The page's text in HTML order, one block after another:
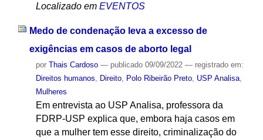
Localizado em EVENTOS
Medo de condenação leva a excesso de
exigências em casos de aborto legal
por Thais Cardoso — publicado09/09/2022 — registrado em:
Direitos humanos, Direito, Polo Ribeirão Preto, USP Analisa,
Mulheres
Em entrevista ao USP Analisa, professora da
FDRP-USP explica que, embora haja casos em
que a mulher tem esse direito, criminalização do